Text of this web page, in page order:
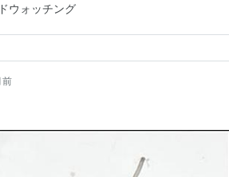
ウォッチング
前